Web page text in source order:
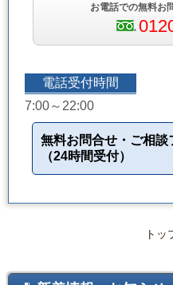
お電話での無料お
電話受付時間
7:00～22:00
無料お問合せ・ご相談
（24時間受付）
トッ